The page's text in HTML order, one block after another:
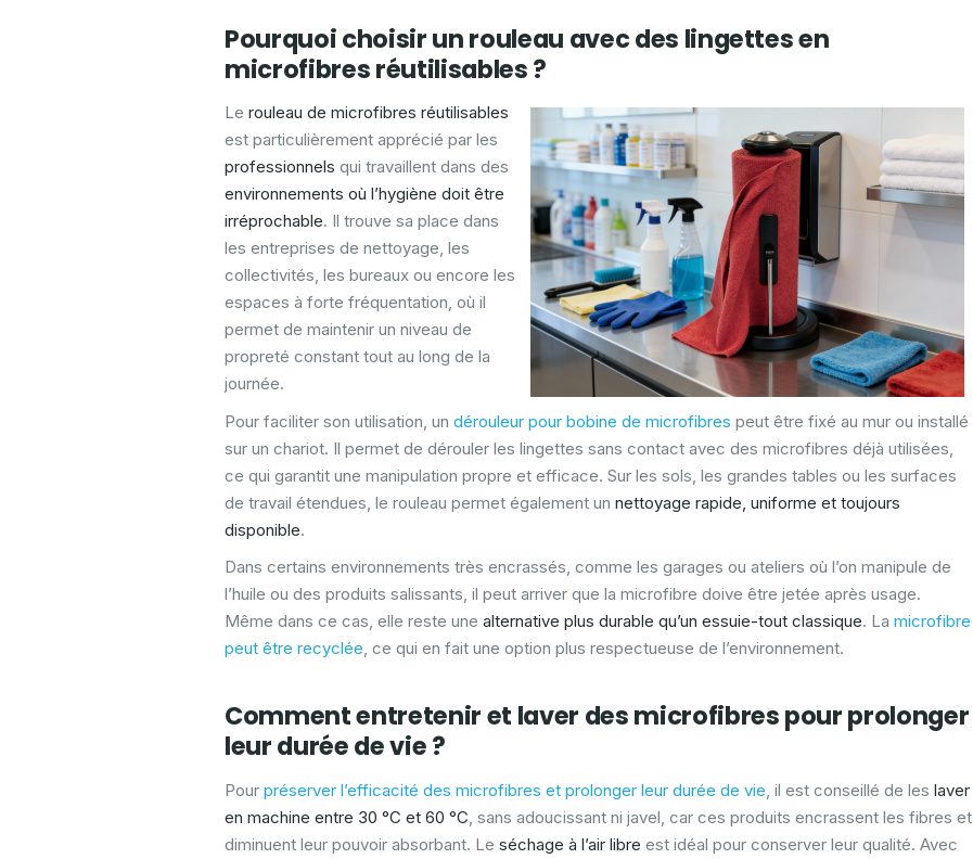
Pourquoi choisir un rouleau avec des lingettes en
microfibres réutilisables ?
Le rouleau de microfibres réutilisables
est particulièrement apprécié par les
professionnels qui travaillent dans des
environnements où l’hygiène doit être
irréprochable. Il trouve sa place dans
les entreprises de nettoyage, les
collectivités, les bureaux ou encore les
espaces à forte fréquentation, où il
permet de maintenir un niveau de
propreté constant tout au long de la
journée.
Pour faciliter son utilisation, un dérouleur pour bobine de microfibres peut être fixé au mur ou installé
sur un chariot. Il permet de dérouler les lingettes sans contact avec des microfibres déjà utilisées,
ce qui garantit une manipulation propre et efficace. Sur les sols, les grandes tables ou les surfaces
de travail étendues, le rouleau permet également un nettoyage rapide, uniforme et toujours
disponible.
Dans certains environnements très encrassés, comme les garages ou ateliers où l’on manipule de
l’huile ou des produits salissants, il peut arriver que la microfibre doive être jetée après usage.
Même dans ce cas, elle reste une alternative plus durable qu’un essuie-tout classique. La microfibre
peut être recyclée, ce qui en fait une option plus respectueuse de l’environnement.
Comment entretenir et laver des microfibres pour prolonger
leur durée de vie ?
Pour préserver l’efficacité des microfibres et prolonger leur durée de vie, il est conseillé de les laver
en machine entre 30 °C et 60 °C, sans adoucissant ni javel, car ces produits encrassent les fibres et
diminuent leur pouvoir absorbant. Le séchage à l’air libre est idéal pour conserver leur qualité. Avec